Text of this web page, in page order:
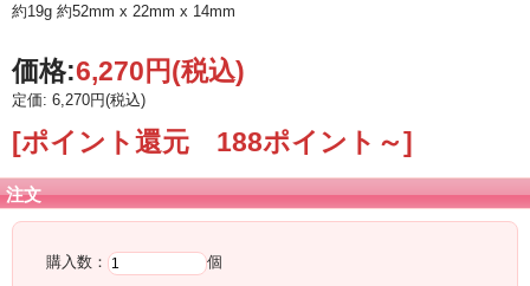
今回ご紹介するオーロヴェルデの磨きは一部原石部分が残っているものもござい
チャクラに乗せるなどして、クリスタルヒーリングワークでも活躍してくれそう
です。
メタモルフォーシスは全チャクラを活性しますが、
オーロヴェルデは、特に第3チャクラや第4チャクラを活性化させます。
それだけでなく、オーロヴェルデになると変容の際に黒くなった時の
※このクリスタルは、アースラブワークス様より仕入れたものですが、
オーロベルデはメロディさんが名付けたものの商標登録はされていないため
せ。
約19g 約52mm x 22mm x 14mm
価格:6,270円(税込)
定価: 6,270円(税込)
[ポイント還元 188ポイント～]
注文
購入数： 個